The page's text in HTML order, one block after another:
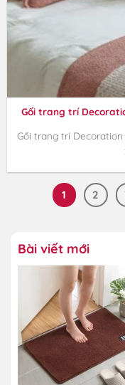
Gối trang trí
Gối trang trí
1 2
Bài viết mới